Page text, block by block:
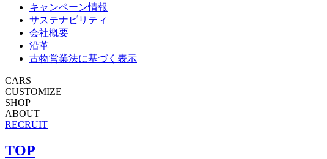
キャンペーン情報
サステナビリティ
会社概要
沿革
古物営業法に基づく表示
CARS
CUSTOMIZE
SHOP
ABOUT
RECRUIT
TOP